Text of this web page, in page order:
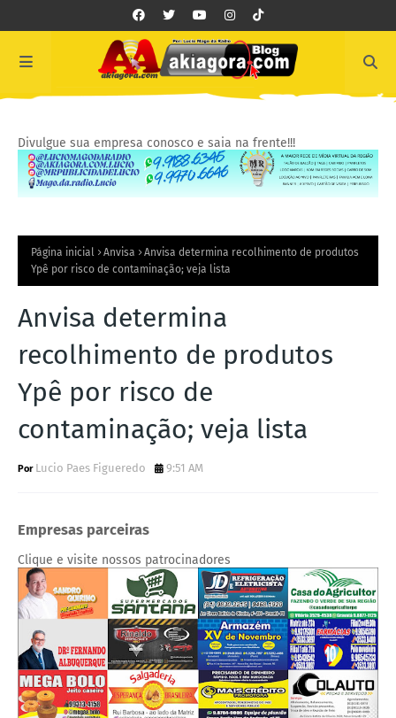
Divulgue sua empresa conosco e saia na frente!!!
Página inicial Anvisa
Anvisa determina recolhimento de produtos
Ypê por risco de contaminação; veja lista
Anvisa determina
recolhimento de produtos
Ypê por risco de
contaminação; veja lista
Lucio Paes Figueredo 9:51 AM
Empresas parceiras
Clique e visite nossos patrocinadores